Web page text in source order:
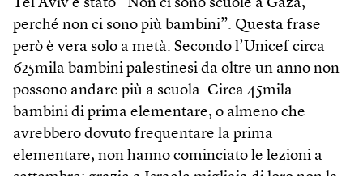
Tel Aviv è stato “Non ci sono scuole a Gaza,
perché non ci sono più bambini”. Questa frase
però è vera solo a metà. Secondo l’Unicef circa
625mila bambini palestinesi da oltre un anno non
possono andare più a scuola. Circa 45mila
bambini di prima elementare, o almeno che
avrebbero dovuto frequentare la prima
elementare, non hanno cominciato le lezioni a